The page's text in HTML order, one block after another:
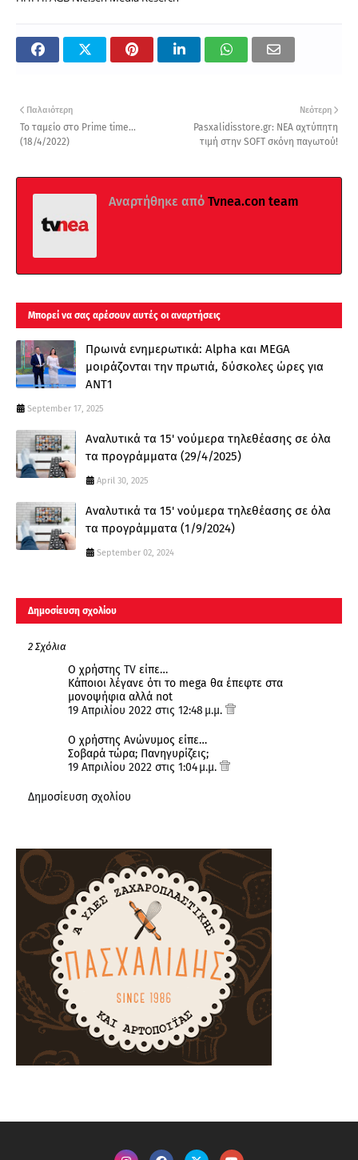
Νεότερη
Pasxalidisstore.gr: ΝΕΑ αχτύπητη
τιμή στην SOFT σκόνη παγωτού!
Παλαιότερη
Το ταμείο στο Prime time...
(18/4/2022)
Αναρτήθηκε από Tvnea.con team
Μπορεί να σας αρέσουν αυτές οι αναρτήσεις
Πρωινά ενημερωτικά: Alpha και MEGA
μοιράζονται την πρωτιά, δύσκολες ώρες για
ΑΝΤ1
September 17, 2025
Αναλυτικά τα 15' νούμερα τηλεθέασης σε όλα
τα προγράμματα (29/4/2025)
April 30, 2025
Αναλυτικά τα 15' νούμερα τηλεθέασης σε όλα
τα προγράμματα (1/9/2024)
September 02, 2024
Δημοσίευση σχολίου
2 Σχόλια
Ο χρήστης TV είπε…
Κάποιοι λέγανε ότι το mega θα έπεφτε στα
μονοψήφια αλλά not
19 Απριλίου 2022 στις 12:48 μ.μ.
Ο χρήστης Ανώνυμος είπε…
Σοβαρά τώρα; Πανηγυρίζεις;
19 Απριλίου 2022 στις 1:04 μ.μ.
Δημοσίευση σχολίου